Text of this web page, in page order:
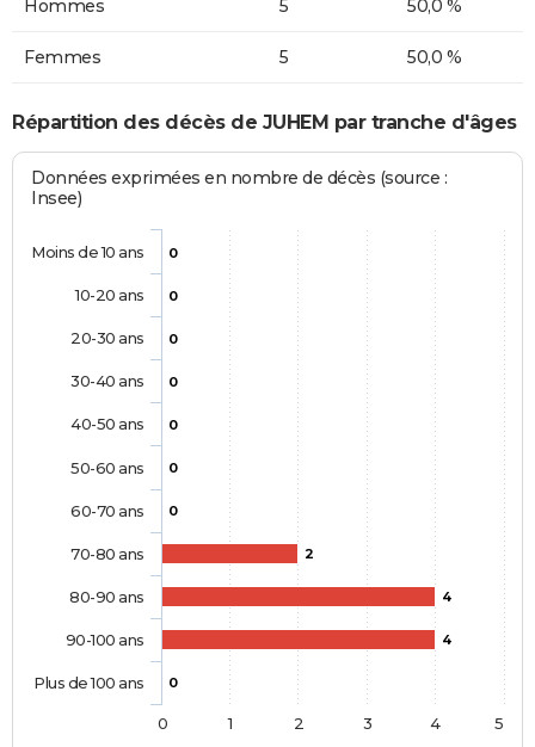
Hommes 5 50,0 %
Femmes 5 50,0 %
Répartition des décès de JUHEM par tranche d'âges
Données exprimées en nombre de décès (source :
Insee)
0
0
0
0
0
0
0
2
4
4
0
Moins de 10 ans
10-20 ans
20-30 ans
30-40 ans
40-50 ans
50-60 ans
60-70 ans
70-80 ans
80-90 ans
90-100 ans
Plus de 100 ans
0 1 2 3 4 5